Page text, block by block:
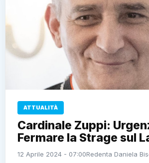
ATTUALITÀ
Cardinale Zuppi:
Fermare la Strage sul
12 Aprile 2024 - 07:00Redenta Daniela